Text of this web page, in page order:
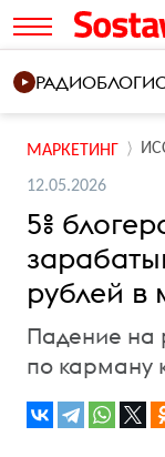
РАДИОБЛОГИ
МАРКЕТИНГ
12.05.2026
5%
рублей в
Падение на
по карману